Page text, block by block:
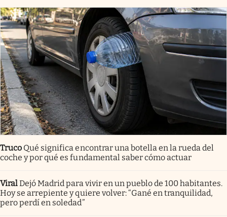
Truco Qué significa encontrar una botella en la rueda del
coche y por qué es fundamental saber cómo actuar
ViralDejó Madrid para vivir en un pueblo de 100 habitantes.
Hoy se arrepiente y quiere volver: “Gané en tranquilidad,
pero perdí en soledad”